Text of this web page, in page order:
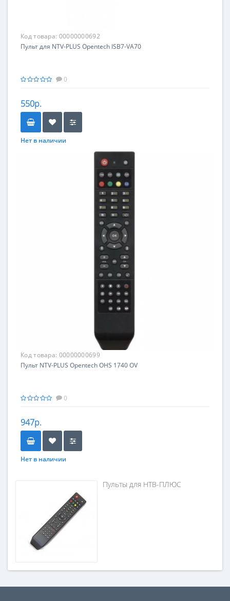
Код товара: 00000000692
Пульт для NTV-PLUS Opentech ISB7-VA70
0
550р.
Нет в наличии
Код товара: 00000000699
Пульт NTV-PLUS Opentech OHS 1740 OV
0
947р.
Нет в наличии
Пульты для НТВ-ПЛЮС